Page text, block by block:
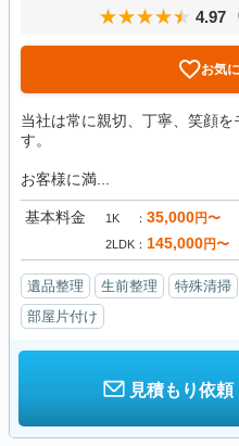
4.97
お気
当社は常に親切、丁寧、笑顔
す。
お客様に満...
基本料金 1K 35,000円〜
2LDK 145,000円〜
遺品整理 生前整理 特殊清掃
部屋片付け
見積もり依頼